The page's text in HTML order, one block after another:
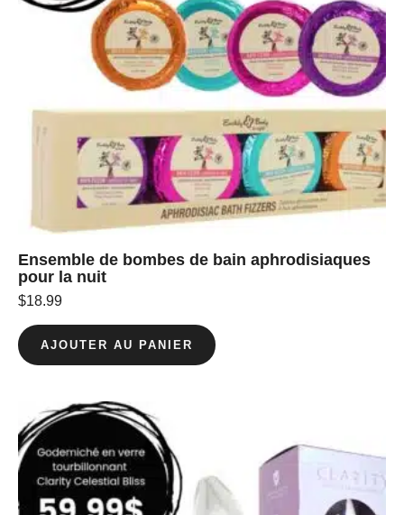
Ensemble de bombes de bain aphrodisiaques
pour la nuit
$18.99
AJOUTER AU PANIER